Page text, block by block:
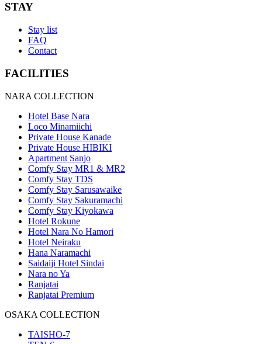
STAY
Stay list
FAQ
Contact
FACILITIES
NARA COLLECTION
Hotel Base Nara
Loco Minamiichi
Private House Kanade
Private House HIBIKI
Apartment Sanjo
Comfy Stay MR1 & MR2
Comfy Stay TDS
Comfy Stay Sarusawaike
Comfy Stay Sakuramachi
Comfy Stay Kiyokawa
Hotel Rokune
Hotel Nara No Hamori
Hotel Neiraku
Hana Naramachi
Saidaiji Hotel Sindai
Nara no Ya
Ranjatai
Ranjatai Premium
OSAKA COLLECTION
TAISHO-7